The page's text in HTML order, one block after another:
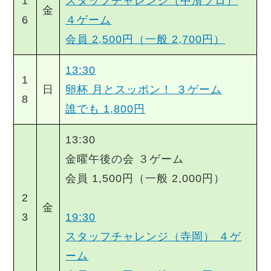
6
金
４ゲーム
会員 2,500円（一般 2,700円）
1
8
日
13:30
卵杯 月とスッポン！ ３ゲーム
誰でも 1,800円
2
3
金
13:30
金曜午後の会 ３ゲーム
会員 1,500円（一般 2,000円）
19:30
スタッフチャレンジ（寺岡） ４ゲ
ーム